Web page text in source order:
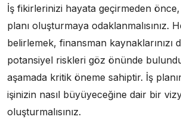
İş fikirlerinizi hayata geçirmeden
planı oluşturmaya odaklanmalısınız.
belirlemek, finansman kaynaklarınızı
potansiyel riskleri göz önünde
aşamada kritik öneme sahiptir. İş
işinizin nasıl büyüyeceğine dair bir
oluşturmalısınız.